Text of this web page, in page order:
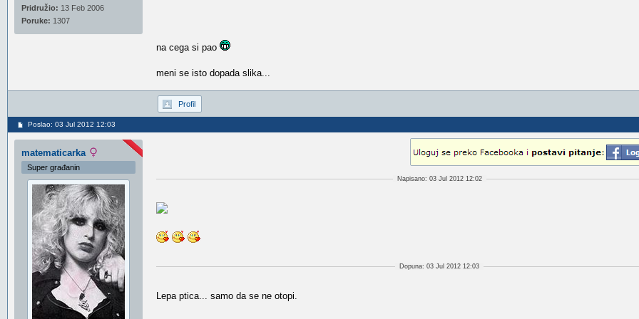
Pridružio: 13 Feb 2006
Poruke: 1307
na cega si pao
meni se isto dopada slika...
Profil
Poslao: 03 Jul 2012 12:03
matematicarka
Super građanin
Napisano: 03 Jul 2012 12:02
Dopuna: 03 Jul 2012 12:03
Lepa ptica... samo da se ne otopi.